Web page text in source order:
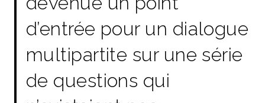
d’entrée pour un dialogue
multipartite sur une série
de questions qui